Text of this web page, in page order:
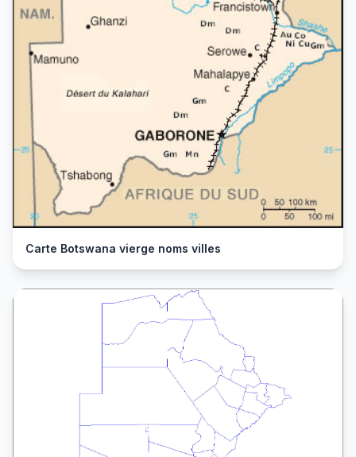
Carte Botswana vierge noms villes